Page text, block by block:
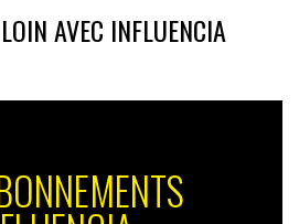
AVEC INFLUENCIA